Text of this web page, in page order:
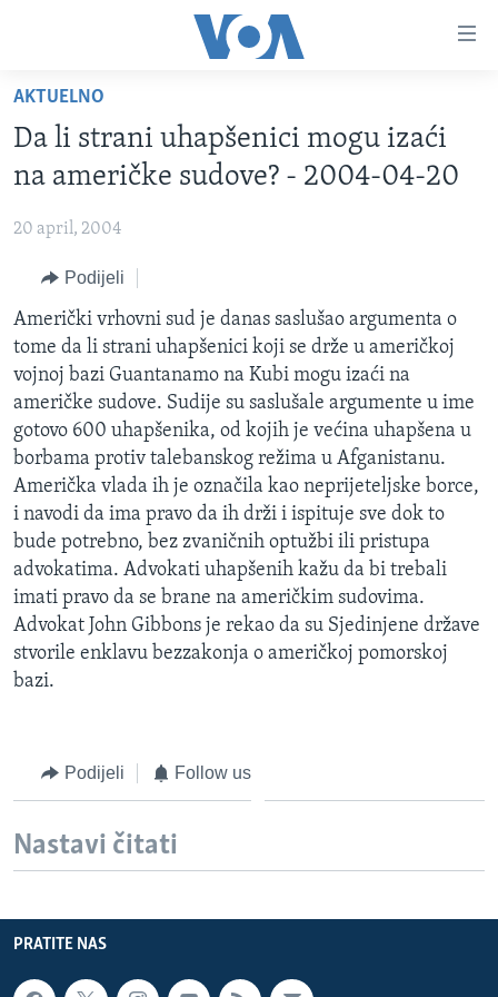
glavni
sadržaj
na
glavnu
navigaciju
pretragu
TV PROGRAM
VIJESTI
SJEDINJENE AMERIČKE DRŽAVE
BOSNA I HERCEGOVINA
NAUKA I TEHNOLOGIJA
SPECIJALNI PROJEKTI
KORUPCIJA
SLOBODA MEDIJA
ŽENSKA STRANA
IZBJEGLIČKA STRANA
MAGAZIN
O GLASU AMERIKE
Learning English
PRATITE NAS
Jezici
AKTUELNO
Da li strani uhapšenici mogu izaći
na američke sudove? - 2004-04-20
20 april, 2004
Podijeli
Američki vrhovni sud je danas saslušao argumenta o
tome da li strani uhapšenici koji se drže u američkoj
vojnoj bazi Guantanamo na Kubi mogu izaći na
američke sudove. Sudije su saslušale argumente u ime
gotovo 600 uhapšenika, od kojih je većina uhapšena u
borbama protiv talebanskog režima u Afganistanu.
Američka vlada ih je označila kao neprijeteljske borce,
i navodi da ima pravo da ih drži i ispituje sve dok to
bude potrebno, bez zvaničnih optužbi ili pristupa
advokatima. Advokati uhapšenih kažu da bi trebali
imati pravo da se brane na američkim sudovima.
Advokat John Gibbons je rekao da su Sjedinjene države
stvorile enklavu bezzakonja o američkoj pomorskoj
bazi.
Podijeli Follow us
Nastavi čitati
PRATITE NAS